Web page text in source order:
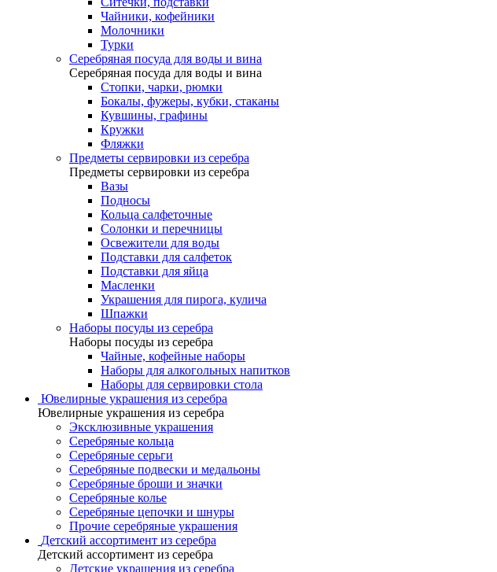
Чайники, кофейники
Молочники
Турки
Серебряная посуда для воды и вина
Серебряная посуда для воды и вина
Стопки, чарки, рюмки
Бокалы, фужеры, кубки, стаканы
Кувшины, графины
Кружки
Фляжки
Предметы сервировки из серебра
Предметы сервировки из серебра
Вазы
Подносы
Кольца салфеточные
Солонки и перечницы
Освежители для воды
Подставки для салфеток
Подставки для яйца
Масленки
Украшения для пирога, кулича
Шпажки
Наборы посуды из серебра
Наборы посуды из серебра
Чайные, кофейные наборы
Наборы для алкогольных напитков
Наборы для сервировки стола
Ювелирные украшения из серебра
Ювелирные украшения из серебра
Эксклюзивные украшения
Серебряные кольца
Серебряные серьги
Серебряные подвески и медальоны
Серебряные броши и значки
Серебряные колье
Серебряные цепочки и шнуры
Прочие серебряные украшения
Детский ассортимент из серебра
Детский ассортимент из серебра
Детские украшения из серебра